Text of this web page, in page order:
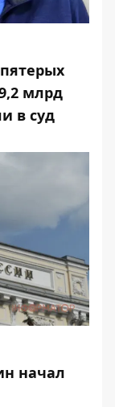
млрд
в суд
начал